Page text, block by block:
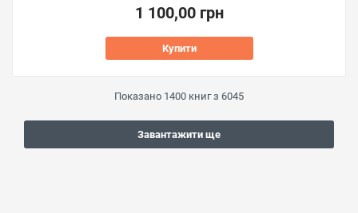
1 100,00 грн
Купити
Показано 1400 книг з 6045
Завантажити ще